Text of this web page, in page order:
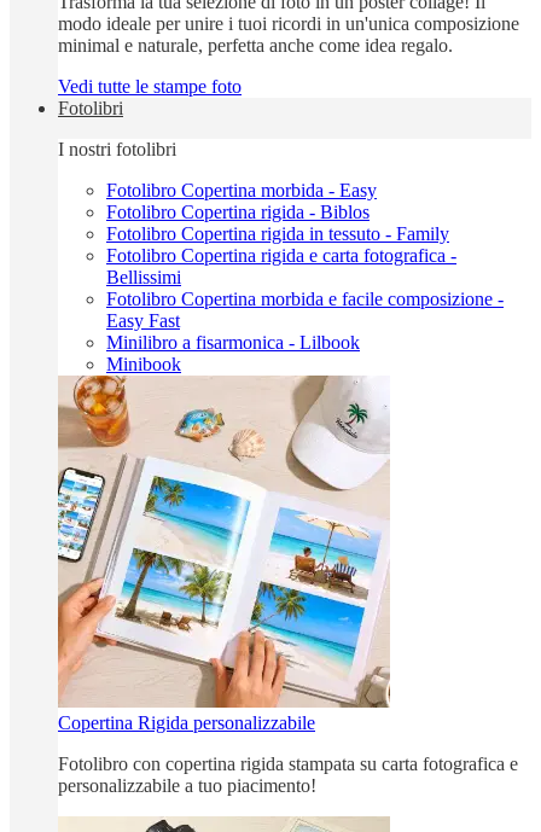
modo ideale per unire i tuoi ricordi in un'unica composizione
minimal e naturale, perfetta anche come idea regalo.
Vedi tutte le stampe foto
Fotolibri
I nostri fotolibri
Fotolibro Copertina morbida - Easy
Fotolibro Copertina rigida - Biblos
Fotolibro Copertina rigida in tessuto - Family
Fotolibro Copertina rigida e carta fotografica -
Bellissimi
Fotolibro Copertina morbida e facile composizione -
Easy Fast
Minilibro a fisarmonica - Lilbook
Minibook
Copertina Rigida personalizzabile
Fotolibro con copertina rigida stampata su carta fotografica e
personalizzabile a tuo piacimento!